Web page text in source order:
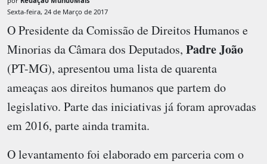
Sexta-feira, 24 de Março de 2017
O Presidente da Comissão de Direitos Humanos e
Minorias da Câmara dos Deputados, Padre João
(PT-MG), apresentou uma lista de quarenta
ameaças aos direitos humanos que partem do
legislativo. Parte das iniciativas já foram aprovadas
em 2016, parte ainda tramita.
O levantamento foi elaborado em parceria com o